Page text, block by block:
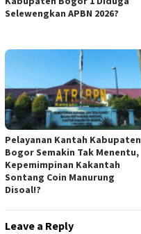
Selewengkan APBN 2026?
Pelayanan Kantah Kabupaten
Bogor Semakin Tak Menentu,
Kepemimpinan Kakantah
Sontang Coin Manurung
Disoal!?
Leave a Reply